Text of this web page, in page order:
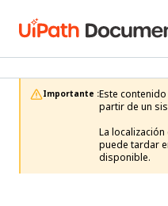
Importante :Este
partir de un
La
puede tardar
disponible.